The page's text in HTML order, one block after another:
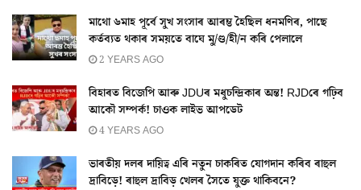
মাথো ৬মাহ পূৰ্বে সুখ সংসাৰ আৰম্ভ হৈছিল ধনমণিৰ, পাছে
কৰ্তব্যত থকাৰ সময়তে বাঘে মু/ণ্ড/হী/ন কৰি পেলালে
2 YEARS AGO
বিহাৰত বিজেপি আৰু JDUৰ মধুচন্দ্ৰিকাৰ অন্ত! RJDৰে গঢ়িব
আকৌ সম্পৰ্ক! চাওক লাইভ আপডেট
4 YEARS AGO
ভাৰতীয় দলৰ দায়িত্ব এৰি নতুন চাকৰিত যোগদান কৰিব ৰাহুল
দ্ৰাবিড়ে! ৰাহুল দ্ৰাবিড় খেলৰ সৈতে যুক্ত থাকিবনে?